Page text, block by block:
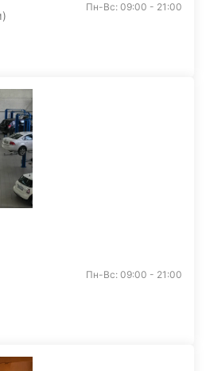
Пн-Вс: 09:00 - 21:00
Пн-Вс: 09:00 - 21:00